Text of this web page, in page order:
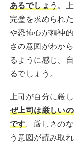
あるでしょう 。
完璧を求められ
や恐怖心が精神
さの意図がわか
るように感じ、
るでしょう。
上司が自分に厳
ぜ上司は厳しい
です。厳しさの
う意図が読み取